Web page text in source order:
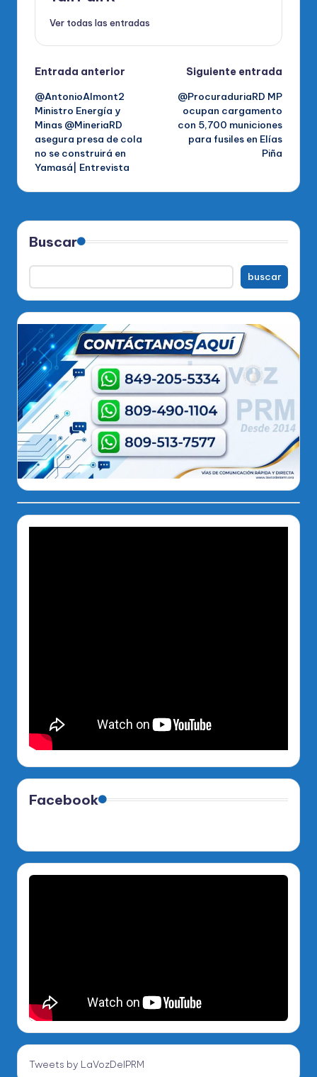
Ver todas las entradas
Navegación
de
entradas
Entrada anterior
@AntonioAlmont2
Ministro Energía y
Minas @MineriaRD
asegura presa de cola
no se construirá en
Yamasá| Entrevista
Siguiente entrada
@ProcuraduriaRD MP
ocupan cargamento
con 5,700 municiones
para fusiles en Elías
Piña
Buscar
buscar
Facebook
Tweets by LaVozDelPRM